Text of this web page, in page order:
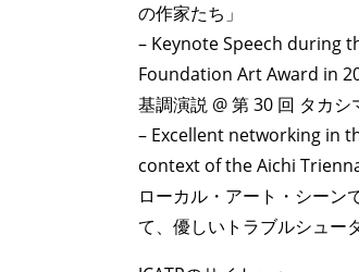
の作家たち」
– Keynote Speech during
Foundation Art Award in
基調演説 @ 第 30 回 タカ
– Excellent networking in
context of the Aichi
ローカル・アート・シーン
て、優しいトラブルシュー